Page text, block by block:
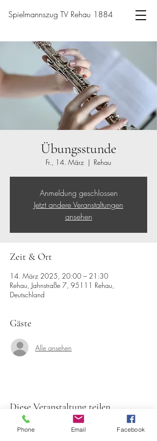
Spielmannszug TV Rehau 1884
Übungsstunde
Fr., 14. März
  |
Rehau
Anmeldung geschlossen
Jetzt andere Veranstaltungen
ansehen
Zeit & Ort
14. März 2025, 20:00 – 21:30
Rehau, Jahnstraße 7, 95111 Rehau,
Deutschland
Gäste
Alle ansehen
Diese Veranstaltung teilen
Phone Email Facebook